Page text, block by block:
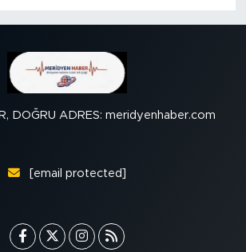
DOĞRU ADRES: meridyenhaber.com
[email protected]